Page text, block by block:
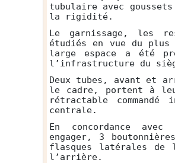
tubulaire avec goussets
la rigidité.
Le garnissage, les
étudiés en vue du
large espace a été
l’infrastructure du
Deux tubes, avant et
le cadre, portent à
rétractable
centrale.
En concordance
engager, 3
flasques latérales
l’arrière.